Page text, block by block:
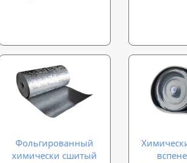
Фольгированный
химически сшитый